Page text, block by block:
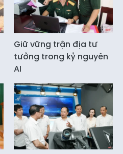
Giữ vững trận địa tư
tưởng trong kỷ nguyên
AI